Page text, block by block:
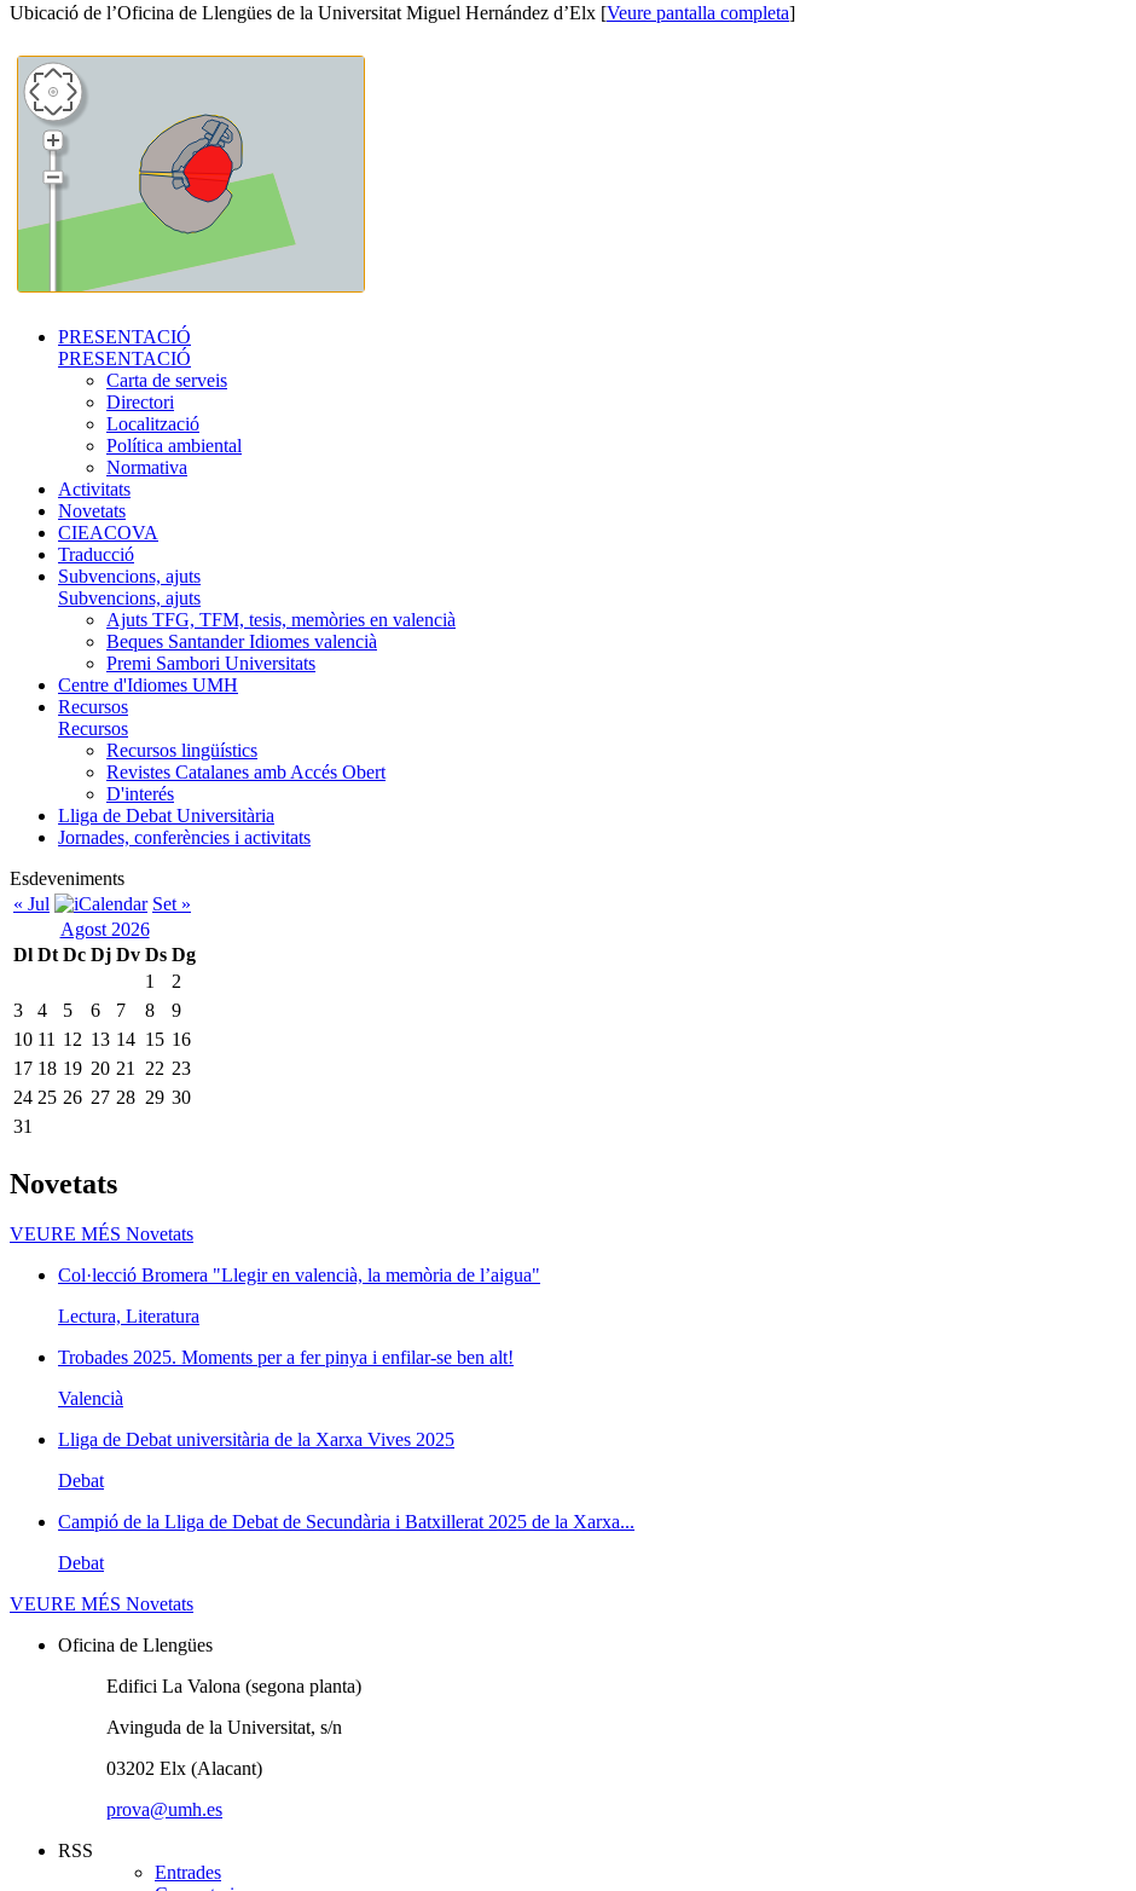
Ubicació de l’Oficina de Llengües de la Universitat Miguel Hernández d’Elx [Veure pantalla completa]
PRESENTACIÓ
PRESENTACIÓ
Carta de serveis
Directori
Localització
Política ambiental
Normativa
Activitats
Novetats
CIEACOVA
Traducció
Subvencions, ajuts
Subvencions, ajuts
Ajuts TFG, TFM, tesis, memòries en valencià
Beques Santander Idiomes valencià
Premi Sambori Universitats
Centre d'Idiomes UMH
Recursos
Recursos
Recursos lingüístics
Revistes Catalanes amb Accés Obert
D'interés
Lliga de Debat Universitària
Jornades, conferències i activitats
Esdeveniments
« Jul
Set »
Agost 2026
Dl Dt Dc Dj Dv Ds Dg
1
2
3
4 5 6 7 8
9
10 11 12 13 14 15 16
17 18 19 20 21 22 23
24 25 26 27 28 29 30
31
Novetats
VEURE MÉS Novetats
Col·lecció Bromera "Llegir en valencià, la memòria de l’aigua"
Lectura, Literatura
Trobades 2025. Moments per a fer pinya i enfilar-se ben alt!
Valencià
Lliga de Debat universitària de la Xarxa Vives 2025
Debat
Campió de la Lliga de Debat de Secundària i Batxillerat 2025 de la Xarxa...
Debat
VEURE MÉS Novetats
Oficina de Llengües
Edifici La Valona (segona planta)
Avinguda de la Universitat, s/n
03202 Elx (Alacant)
prova@umh.es
RSS
Entrades